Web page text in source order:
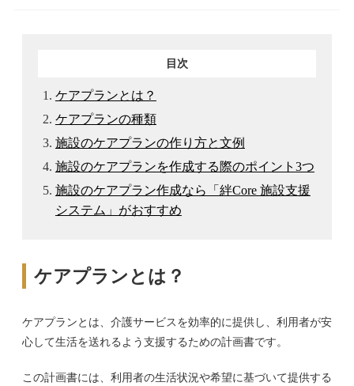
目次
ケアプランとは？
ケアプランの種類
施設のケアプランの作り方と文例
施設のケアプランを作成する際のポイント3つ
施設のケアプラン作成なら「絆Core 施設支援
システム」がおすすめ
ケアプランとは？
ケアプランとは、介護サービスを効率的に提供し、利用者が安
心して生活を送れるよう支援するための計画書です。
この計画書には、利用者の生活状況や希望に基づいて提供する